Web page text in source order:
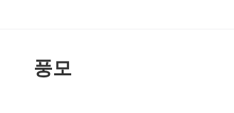
풍모